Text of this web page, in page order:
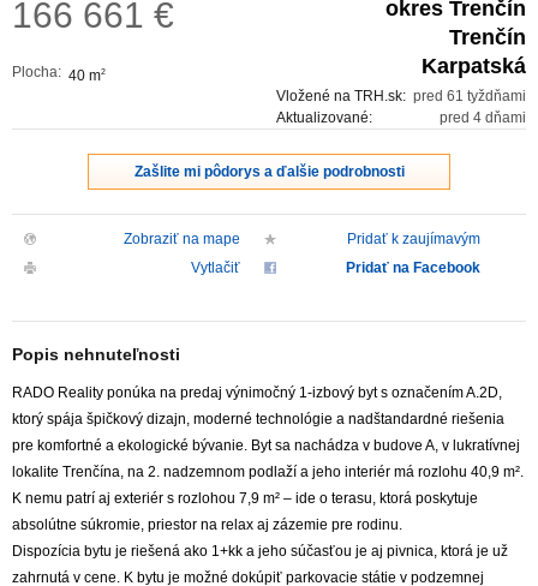
166 661 €
Plocha: 40 m2
okres Trenčín
Trenčín
Karpatská
pred 61 tyždňami
Vložené na TRH.sk:
pred 4 dňami
Aktualizované:
Zašlite mi pôdorys a ďalšie podrobnosti
Zobraziť na mape
Pridať k zaujímavým
Vytlačiť
Pridať na Facebook
Popis nehnuteľnosti
RADO Reality ponúka na predaj výnimočný 1-izbový byt s označením A.2D,
ktorý spája špičkový dizajn, moderné technológie a nadštandardné riešenia
pre komfortné a ekologické bývanie. Byt sa nachádza v budove A, v lukratívnej
lokalite Trenčína, na 2. nadzemnom podlaží a jeho interiér má rozlohu 40,9 m².
K nemu patrí aj exteriér s rozlohou 7,9 m² – ide o terasu, ktorá poskytuje
absolútne súkromie, priestor na relax aj zázemie pre rodinu.
Dispozícia bytu je riešená ako 1+kk a jeho súčasťou je aj pivnica, ktorá je už
zahrnutá v cene. K bytu je možné dokúpiť parkovacie státie v podzemnej